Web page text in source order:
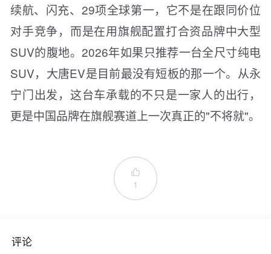
续航、闪充、29项全球第一，它不是在跟同价位
对手竞争，而是在用旗舰配置打合资品牌中大型
SUV的腹地。2026年如果只推荐一台全尺寸纯电
SUV，大唐EV是目前最没有短板的那一个。从永
宁门出发，这台车承载的不只是一家人的出行，
更是中国品牌在旗舰赛道上一次真正的"不将就"。

1
评论